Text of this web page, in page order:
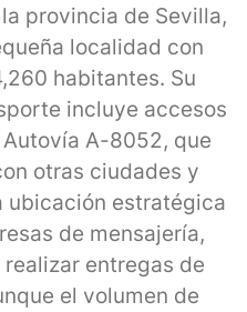
provincia de Sevilla,
localidad con
habitantes. Su
incluye accesos
A-8052, que
otras ciudades y
ubicación estratégica
de mensajería,
realizar entregas de
el volumen de